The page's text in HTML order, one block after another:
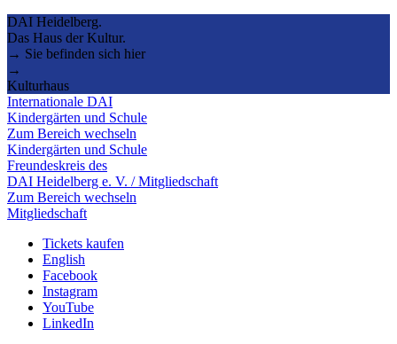
DAI Heidelberg.
Das Haus der Kultur.
→ Sie befinden sich hier
→
Kulturhaus
Internationale DAI
Kindergärten und Schule
Zum Bereich wechseln
Kindergärten und Schule
Freundeskreis des
DAI Heidelberg e. V. / Mitgliedschaft
Zum Bereich wechseln
Mitgliedschaft
Tickets kaufen
English
Facebook
Instagram
YouTube
LinkedIn